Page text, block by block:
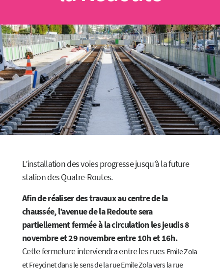
L’installation des voies progresse jusqu’à la future
station des Quatre-Routes.
Afin de réaliser des travaux au centre de la
chaussée, l’avenue de la Redoute sera
partiellement fermée à la circulation les jeudis 8
novembreet 29 novembre entre 10h et 16h.
Cette fermeture interviendra entre les rues Emile Zola
et Freycinet dans le sens de la rue Emile Zola vers la rue